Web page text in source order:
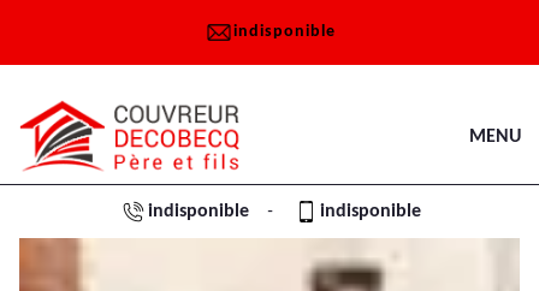
indisponible
MENU
indisponible - indisponible